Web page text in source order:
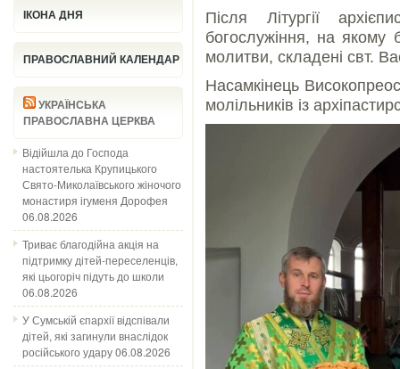
ІКОНА ДНЯ
ПРАВОСЛАВНИЙ КАЛЕНДАР
УКРАЇНСЬКА
ПРАВОСЛАВНА ЦЕРКВА
Відійшла до Господа
настоятелька Крупицького
Свято-Миколаївського жіночого
монастиря ігуменя Дорофея
06.08.2026
Триває благодійна акція на
підтримку дітей-переселенців,
які цьогоріч підуть до школи
06.08.2026
У Сумській єпархії відспівали
дітей, які загинули внаслідок
російського удару06.08.2026
Після Літургії
богослужіння, на якому
молитви, складені свт.
Насамкінець
молільників із